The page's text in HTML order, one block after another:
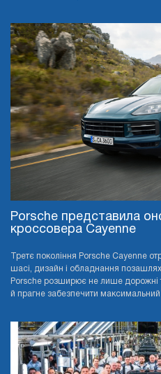
Porsche представила
кроссовера Cayenne
Третє покоління Porsche Cayenne
шасі, дизайн і обладнання
Porsche розширює не лише дорожні
й прагне забезпечити